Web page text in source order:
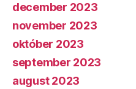
december 2023
november 2023
október 2023
september 2023
august 2023